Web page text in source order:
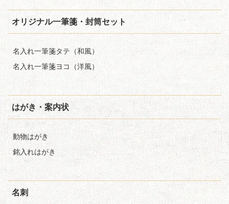
オリジナル一筆箋・封筒セット
名入れ一筆箋タテ（和風）
名入れ一筆箋ヨコ（洋風）
はがき・案内状
動物はがき
銘入れはがき
名刺